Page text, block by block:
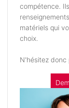
compétence.
matériels qui
choix.
N'hésitez donc